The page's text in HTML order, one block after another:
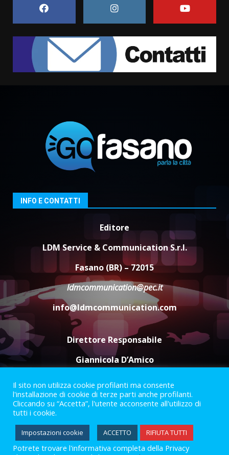
6 Agosto 2026 06:15
1
Rivoluzione”: nuovo
appuntamento con “Fasano in
Banda”
campionato di calcio”
7 Agosto 2026 06:00
3
Fasanese ferito a colpi di arma
6 Agosto 2026 18:13
Carta d’identità: continua il piano
di aperture straordinarie del
Comune di Fasano
6 Agosto 2026 14:16
Grazia Neglia, coordinatrice
cittadina di Fratelli d’Italia,
pronta a tornare in Consiglio
comunale
6 Agosto 2026 08:00
INFO E CONTATTI
Editore
LDM Service & Communication S.r.l.
Fasano (BR) – 72015
ldmcommunication@pec.it
info@ldmcommunication.com
Direttore Responsabile
Giannicola D’Amico
Termini e Condizioni
Privacy Policy
Informazioni Legali
Facebook
Instagram
Youtube
2023 © Gofasano|Powered byCreativestudio
Il sito non utilizza cookie profilanti ma consente
l'installazione di cookie di terze parti anche profilanti.
Cliccando su “Accetta”, l'utente acconsente all'utilizzo di
tutti i cookie.
Impostazioni cookie ACCETTO RIFIUTA TUTTI
Potrete trovare l'informativa completa della Privacy